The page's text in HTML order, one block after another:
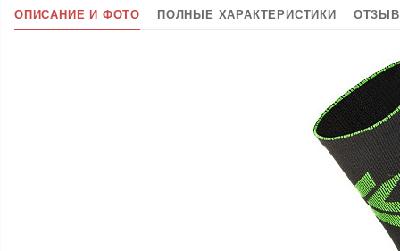
ОПИСАНИЕ И ФОТО ПОЛНЫЕ ХАРАКТЕРИСТИКИ